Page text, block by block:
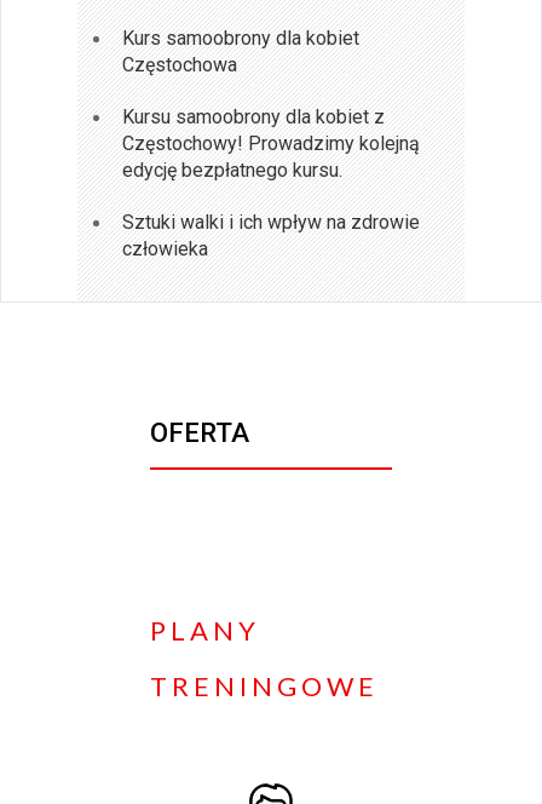
Kurs samoobrony dla kobiet
Częstochowa
Kursu samoobrony dla kobiet z
Częstochowy! Prowadzimy kolejną
edycję bezpłatnego kursu.
Sztuki walki i ich wpływ na zdrowie
człowieka
OFERTA
PLANY
TRENINGOWE